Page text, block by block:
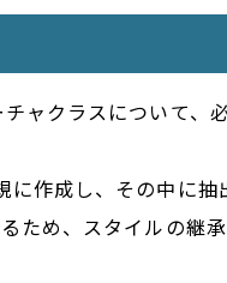
ャクラスについて
作成し、その中に
ため、スタイルの継承